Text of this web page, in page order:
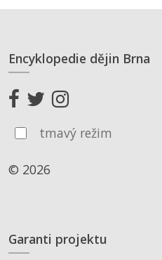
Encyklopedie dějin Brna
tmavý režim
© 2026
Garanti projektu